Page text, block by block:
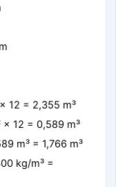
12 = 2,355 m³
× 12 = 0,589 m³
m³ = 1,766 m³
kg/m³ =